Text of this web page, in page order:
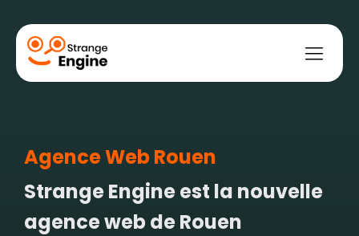
naturel
payant
webAgence Web Rouen
Strange Engine est la nouvelle
agence web de Rouen